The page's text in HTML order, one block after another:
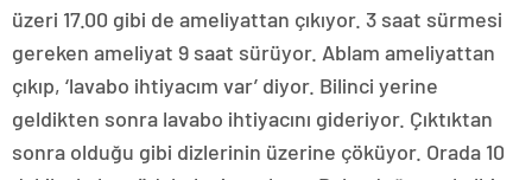
üzeri 17.00 gibi de ameliyattan çıkıyor. 3 saat sürmesi
gereken ameliyat 9 saat sürüyor. Ablam ameliyattan
çıkıp, ‘lavabo ihtiyacım var’ diyor. Bilinci yerine
geldikten sonra lavabo ihtiyacını gideriyor. Çıktıktan
sonra olduğu gibi dizlerinin üzerine çöküyor. Orada 10